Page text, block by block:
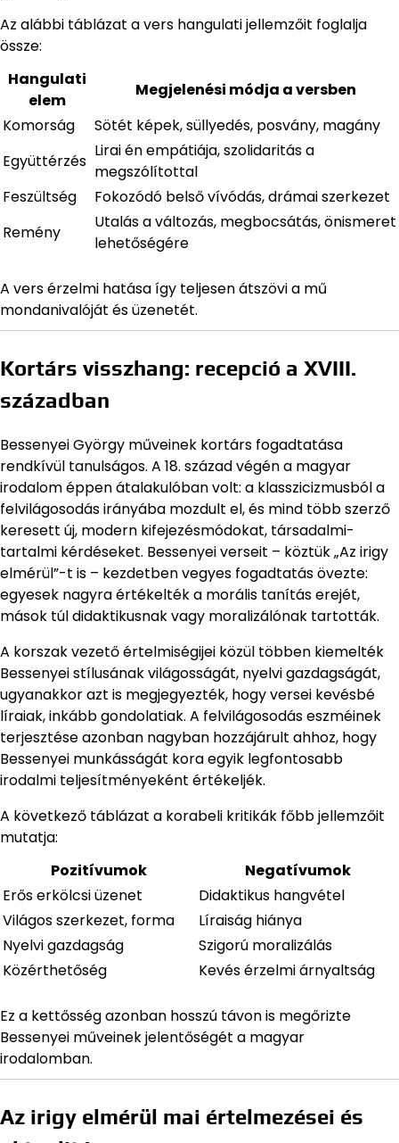
Az alábbi táblázat a vers hangulati jellemzőit foglalja
össze:
Hangulati
elem
Megjelenési módja a versben
Komorság
Sötét képek, süllyedés, posvány, magány
Együttérzés
Lirai én empátiája, szolidaritás a
megszólítottal
Feszültség
Fokozódó belső vívódás, drámai szerkezet
Remény
Utalás a változás, megbocsátás, önismeret
lehetőségére
A vers érzelmi hatása így teljesen átszövi a mű
mondanivalóját és üzenetét.
Kortárs visszhang: recepció a XVIII.
században
Bessenyei György műveinek kortárs fogadtatása
rendkívül tanulságos. A 18. század végén a magyar
irodalom éppen átalakulóban volt: a klasszicizmusból a
felvilágosodás irányába mozdult el, és mind több szerző
keresett új, modern kifejezésmódokat, társadalmi-
tartalmi kérdéseket. Bessenyei verseit – köztük „Az irigy
elmérül”-t is – kezdetben vegyes fogadtatás övezte:
egyesek nagyra értékelték a morális tanítás erejét,
mások túl didaktikusnak vagy moralizálónak tartották.
A korszak vezető értelmiségijei közül többen kiemelték
Bessenyei stílusának világosságát, nyelvi gazdagságát,
ugyanakkor azt is megjegyezték, hogy versei kevésbé
líraiak, inkább gondolatiak. A felvilágosodás eszméinek
terjesztése azonban nagyban hozzájárult ahhoz, hogy
Bessenyei munkásságát kora egyik legfontosabb
irodalmi teljesítményeként értékeljék.
A következő táblázat a korabeli kritikák főbb jellemzőit
mutatja:
Pozitívumok
Negatívumok
Erős erkölcsi üzenet
Didaktikus hangvétel
Világos szerkezet, forma
Líraiság hiánya
Nyelvi gazdagság
Szigorú moralizálás
Közérthetőség
Kevés érzelmi árnyaltság
Ez a kettősség azonban hosszú távon is megőrizte
Bessenyei műveinek jelentőségét a magyar
irodalomban.
Az irigy elmérül mai értelmezései és